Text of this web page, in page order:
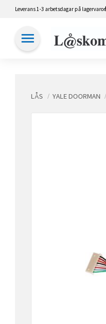
Leverans 1-3 arbetsdagar på lagervaror
LÅS YALE DOORMAN